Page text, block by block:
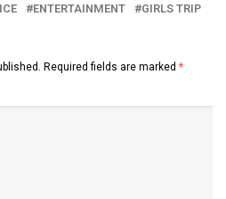
ENTERTAINMENT
GIRLS TRIP
Required fields are marked *